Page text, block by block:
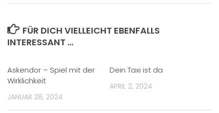
FÜR DICH VIELLEICHT EBENFALLS
INTERESSANT …
Askendor – Spiel mit der
Wirklichkeit
JANUAR 28, 2024
Dein Taxi ist da
APRIL 2, 2024